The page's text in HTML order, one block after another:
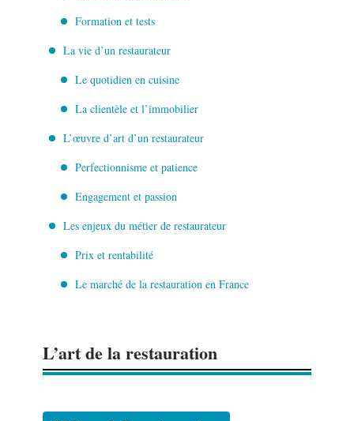
Formation et tests
La vie d’un restaurateur
Le quotidien en cuisine
La clientèle et l’immobilier
L’œuvre d’art d’un restaurateur
Perfectionnisme et patience
Engagement et passion
Les enjeux du métier de restaurateur
Prix et rentabilité
Le marché de la restauration en France
L’art de la restauration